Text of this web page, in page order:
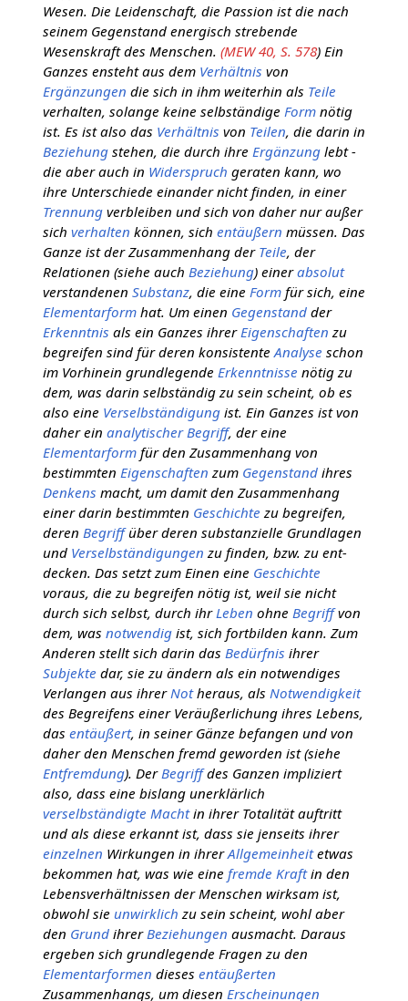
Wesen. Die Leidenschaft, die Passion ist die nach
seinem Gegenstand energisch strebende
Wesenskraft des Menschen. (MEW 40, S. 578) Ein
Ganzes ensteht aus dem Verhältnis von
Ergänzungen die sich in ihm weiterhin als Teile
verhalten, solange keine selbständige Formnötig
ist. Es ist also das Verhältnis von Teilen, die darin in
Beziehungstehen, die durch ihre Ergänzunglebt -
die aber auch in Widerspruch geraten kann, wo
ihre Unterschiede einander nicht finden, in einer
Trennungverbleiben und sich von daher nur außer
sich verhalten können, sich entäußern müssen. Das
Ganze ist der Zusammenhang der Teile, der
Relationen (siehe auch Beziehung) einerabsolut
verstandenen Substanz, die eine Formfür sich, eine
Elementarformhat. Um einen Gegenstandder
Erkenntnis als ein Ganzes ihrer Eigenschaften zu
begreifen sind für deren konsistente Analyse schon
im Vorhinein grundlegende Erkenntnisse nötig zu
dem, was darin selbständig zu sein scheint, ob es
also eine Verselbständigungist. Ein Ganzes ist von
daher ein analytischer Begriff, der eine
Elementarformfür den Zusammenhang von
bestimmten Eigenschaften zum Gegenstandihres
Denkens macht, um damit den Zusammenhang
einer darin bestimmten Geschichte zu begreifen,
deren Begriffüber deren substanzielle Grundlagen
und Verselbständigungen zu finden, bzw. zu ent-
decken. Das setzt zum Einen eine Geschichte
voraus, die zu begreifen nötig ist, weil sie nicht
durch sich selbst, durch ihr Leben ohne Begriffvon
dem, was notwendigist, sich fortbilden kann. Zum
Anderen stellt sich darin das Bedürfnis ihrer
Subjekte dar, sie zu ändern als ein notwendiges
Verlangen aus ihrer Notheraus, als Notwendigkeit
des Begreifens einer Veräußerlichung ihres Lebens,
das entäußert, in seiner Gänze befangen und von
daher den Menschen fremd geworden ist (siehe
Entfremdung). Der Begriffdes Ganzen impliziert
also, dass eine bislang unerklärlich
verselbständigte Machtin ihrer Totalität auftritt
und als diese erkannt ist, dass sie jenseits ihrer
einzelnen Wirkungen in ihrerAllgemeinheitetwas
bekommen hat, was wie eine fremde Kraftin den
Lebensverhältnissen der Menschen wirksam ist,
obwohl sie unwirklich zu sein scheint, wohl aber
den Grundihrer Beziehungen ausmacht. Daraus
ergeben sich grundlegende Fragen zu den
Elementarformen dieses entäußerten
Zusammenhangs, um diesen Erscheinungen